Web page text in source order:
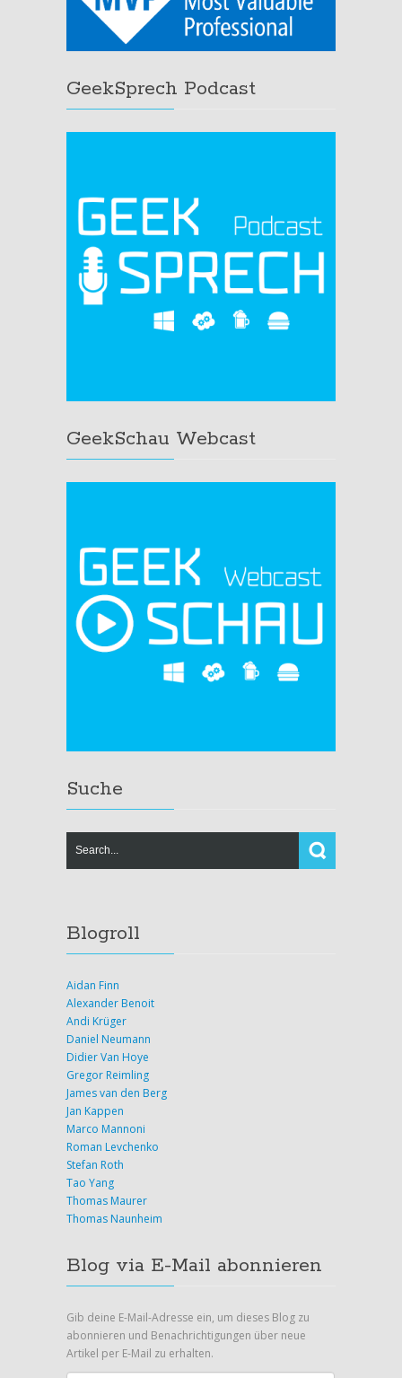
GeekSprech Podcast
GeekSchau Webcast
Suche
Blogroll
Aidan Finn
Alexander Benoit
Andi Krüger
Daniel Neumann
Didier Van Hoye
Gregor Reimling
James van den Berg
Jan Kappen
Marco Mannoni
Roman Levchenko
Stefan Roth
Tao Yang
Thomas Maurer
Thomas Naunheim
Blog via E-Mail abonnieren
Gib deine E-Mail-Adresse ein, um dieses Blog zu
abonnieren und Benachrichtigungen über neue
Artikel per E-Mail zu erhalten.